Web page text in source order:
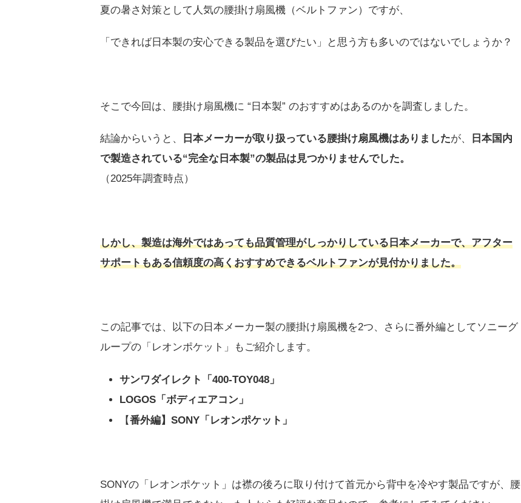
夏の暑さ対策として人気の腰掛け扇風機（ベルトファン）ですが、
「できれば日本製の安心できる製品を選びたい」と思う方も多いのではないでしょうか？
そこで今回は、腰掛け扇風機に “日本製” のおすすめはあるのかを調査しました。
結論からいうと、 日本メーカーが取り扱っている腰掛け扇風機はありましたが、
日本国内
で製造されている“完全な日本製”の製品は見つかりませんでした。
（2025年調査時点）
しかし、製造は海外ではあっても品質管理がしっかりしている日本メーカーで、アフター
サポートもある信頼度の高くおすすめできるベルトファンが見付かりました。
この記事では、以下の日本メーカー製の腰掛け扇風機を2つ、さらに番外編としてソニーグ
ループの「レオンポケット」もご紹介します。
サンワダイレクト「400-TOY048」
LOGOS「ボディエアコン」
【番外編】SONY「レオンポケット」
SONYの「レオンポケット」は襟の後ろに取り付けて首元から背中を冷やす製品ですが、腰